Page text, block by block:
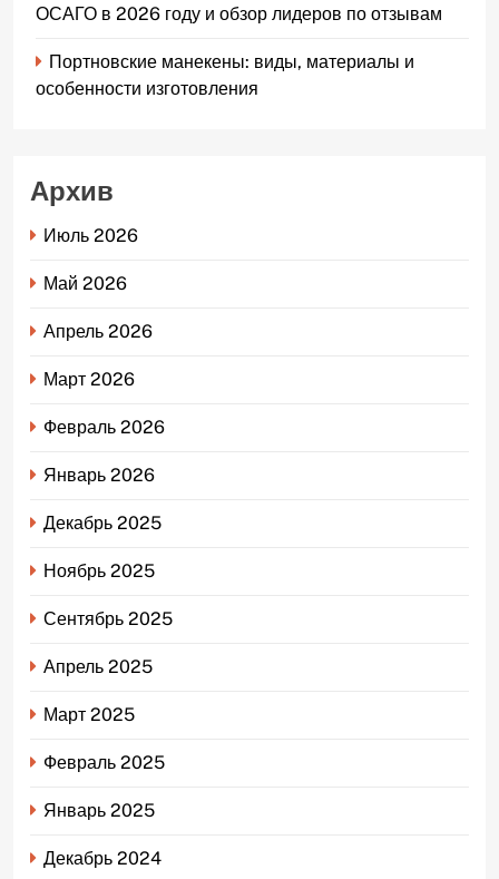
ОСАГО в 2026 году и обзор лидеров по отзывам
Портновские манекены: виды, материалы и
особенности изготовления
Архив
Июль 2026
Май 2026
Апрель 2026
Март 2026
Февраль 2026
Январь 2026
Декабрь 2025
Ноябрь 2025
Сентябрь 2025
Апрель 2025
Март 2025
Февраль 2025
Январь 2025
Декабрь 2024